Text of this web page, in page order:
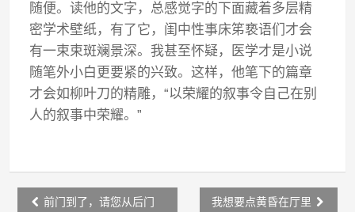
随便。读他的文字，总感觉字的下面藏着多层精
密学术壁纸，有了它，闺中性事床笫亵语们才会
有一束束斑斓景深。我甚至怀疑，医学才是小说
随笔外小白更要紧的兴致。这样，他笔下的篇章
才会如柳叶刀的精雕，“以荣耀的叙事令自己在别
人的叙事中荣耀。”
Post前门到了，请您从后门
我想要点黄昏在厅里